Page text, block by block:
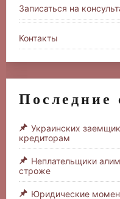
Записаться на
Контакты
Последние
Украинских
кредиторам
Неплательщики
строже
Юридические